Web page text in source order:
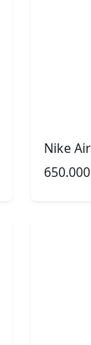
650.000